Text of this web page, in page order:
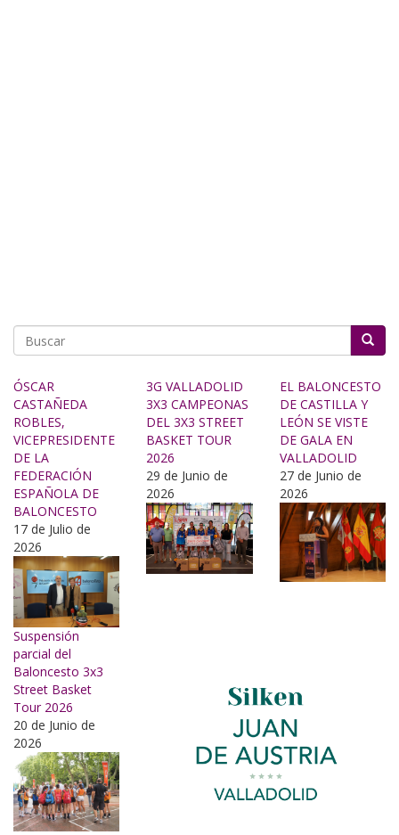
ÓSCAR
CASTAÑEDA
ROBLES,
VICEPRESIDENTE
DE LA
FEDERACIÓN
ESPAÑOLA DE
BALONCESTO
17 de Julio de
2026
3G VALLADOLID
3X3 CAMPEONAS
DEL 3X3 STREET
BASKET TOUR
2026
29 de Junio de
2026
EL BALONCESTO
DE CASTILLA Y
LEÓN SE VISTE
DE GALA EN
VALLADOLID
27 de Junio de
2026
Suspensión
parcial del
Baloncesto 3x3
Street Basket
Tour 2026
20 de Junio de
2026